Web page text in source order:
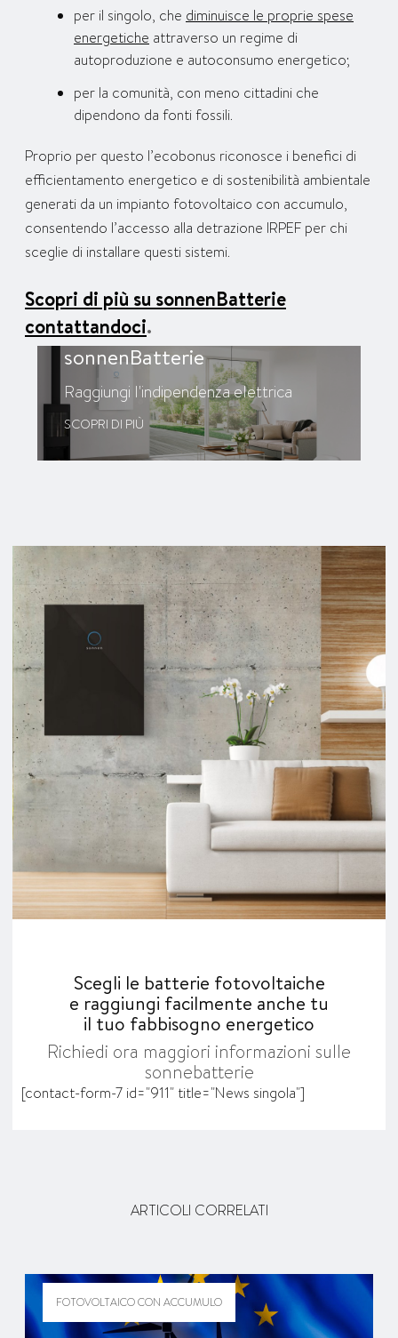
per il singolo, che diminuisce le proprie spese
energetiche attraverso un regime di
autoproduzione e autoconsumo energetico;
per la comunità, con meno cittadini che
dipendono da fonti fossili.
Proprio per questo l’ecobonus riconosce i benefici di
efficientamento energetico e di sostenibilità ambientale
generati da un impianto fotovoltaico con accumulo,
consentendo l’accesso alla detrazione IRPEF per chi
sceglie di installare questi sistemi.
Scopri di più su sonnenBatterie
contattandoci.
sonnenBatterie
Raggiungi l'indipendenza elettrica
SCOPRI DI PIÙ
Scegli le batterie fotovoltaiche
e raggiungi facilmente anche tu
il tuo fabbisogno energetico
Richiedi ora maggiori informazioni sulle
sonnebatterie
[contact-form-7 id="911" title="News singola"]
ARTICOLI CORRELATI
FOTOVOLTAICO CON ACCUMULO